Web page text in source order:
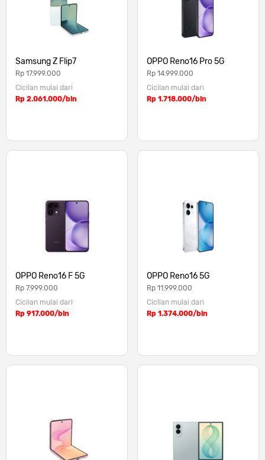
Samsung Z Flip7
Rp 17.999.000
Cicilan mulai dari
Rp 2.061.000/bln
OPPO Reno16 Pro 5G
Rp 14.999.000
Cicilan mulai dari
Rp 1.718.000/bln
OPPO Reno16 F 5G
Rp 7.999.000
Cicilan mulai dari
Rp 917.000/bln
OPPO Reno16 5G
Rp 11.999.000
Cicilan mulai dari
Rp 1.374.000/bln